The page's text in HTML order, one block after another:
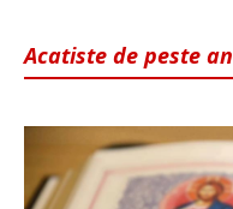
Acatiste de peste an